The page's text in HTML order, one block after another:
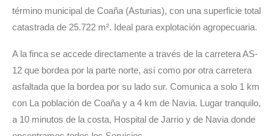
término municipal de Coaña (Asturias), con una superficie total
catastrada de 25.722 m². Ideal para explotación agropecuaria.
A la finca se accede directamente a través de la carretera AS-
12 que bordea por la parte norte, así como por otra carretera
asfaltada que la bordea por su lado sur. Comunica a solo 1 km
con La población de Coaña y a 4 km de Navia. Lugar tranquilo,
a 10 minutos de la costa, Hospital de Jarrio y de Navia donde